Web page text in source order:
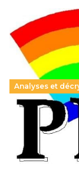
Analyses et
Hongrie : du
éducatives,
25 juin 2026
En Hongrie, le